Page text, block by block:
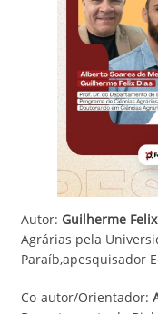
Autor: Guilherme
Agrárias pela
Paraíb,apesquisador
Co-autor/Orientador: